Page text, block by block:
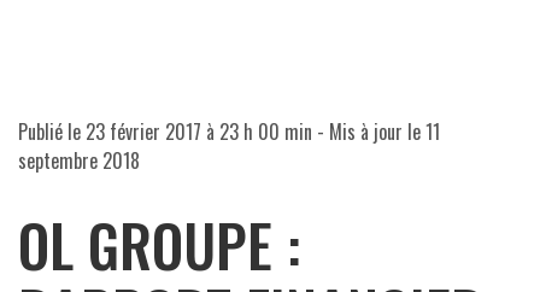
Publié le 23 février 2017 à 23 h 00 min - Mis à jour le11
septembre 2018
OL GROUPE :